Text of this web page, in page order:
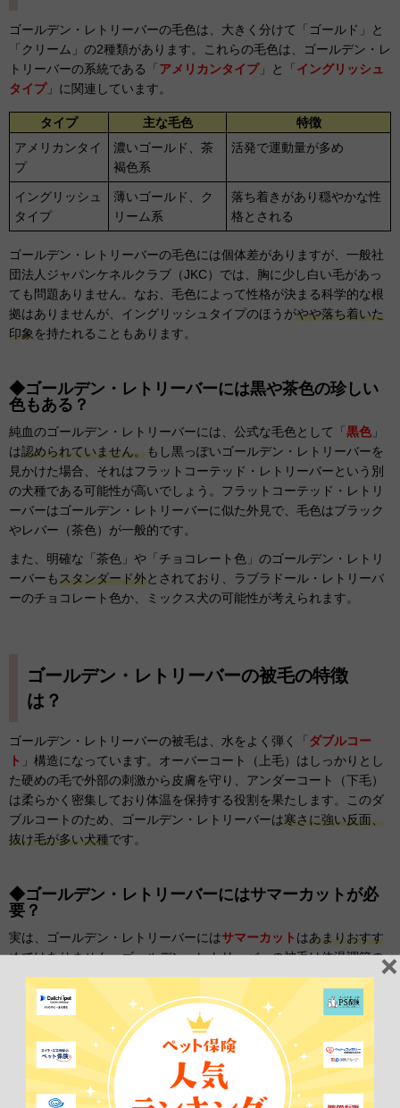
ゴールデン・レトリーバーの毛色は、大きく分けて「ゴールド」と
「クリーム」の2種類があります。これらの毛色は、ゴールデン・レ
トリーバーの系統である「 アメリカンタイプ」と「 イングリッシュ
タイプ」に関連しています。
タイプ 主な毛色
特徴
アメリカンタイ
プ
濃いゴールド、茶
褐色系
活発で運動量が多め
イングリッシュ
タイプ
薄いゴールド、ク
リーム系
落ち着きがあり穏やかな性
格とされる
ゴールデン・レトリーバーの毛色には個体差がありますが、一般社
団法人ジャパンケネルクラブ（JKC）では、胸に少し白い毛があっ
ても問題ありません。なお、毛色によって性格が決まる科学的な根
拠はありませんが、イングリッシュタイプのほうがやや落ち着いた
印象を持たれることもあります。
◆ゴールデン・レトリーバーには黒や茶色の珍しい
色もある？
純血のゴールデン・レトリーバーには、公式な毛色として「 黒色 」
は認められていません。もし黒っぽいゴールデン・レトリーバーを
見かけた場合、それはフラットコーテッド・レトリーバーという別
の犬種である可能性が高いでしょう。フラットコーテッド・レトリ
ーバーはゴールデン・レトリーバーに似た外見で、毛色はブラック
やレバー（茶色）が一般的です。
また、明確な「茶色」や「チョコレート色」のゴールデン・レトリ
ーバーもスタンダード外とされており、ラブラドール・レトリーバ
ーのチョコレート色か、ミックス犬の可能性が考えられます。
ゴールデン・レトリーバーの被毛の特徴
は？
ゴールデン・レトリーバーの被毛は、水をよく弾く「 ダブルコー
ト 」構造になっています。オーバーコート（上毛）はしっかりとし
た硬めの毛で外部の刺激から皮膚を守り、アンダーコート（下毛）
は柔らかく密集しており体温を保持する役割を果たします。このダ
ブルコートのため、ゴールデン・レトリーバーは寒さに強い反面、
抜け毛が多い犬種です。
◆ゴールデン・レトリーバーにはサマーカットが必
要？
実は、ゴールデン・レトリーバーにはサマーカット はあまりおすす
めではありません。ゴールデン・レトリーバーの被毛は体温調節の
役割も担っているため、全身を短く刈り込むようなサマーカット
は、かえって断熱や紫外線からの保護などの被毛本来の機能を損な
う可能性があるのです。衛生上必要な足裏やお尻周りなどの部分的
なカットは問題ありませんが、基本的には
ブラッシングで被毛を適
切に管理する
ことが重要です。